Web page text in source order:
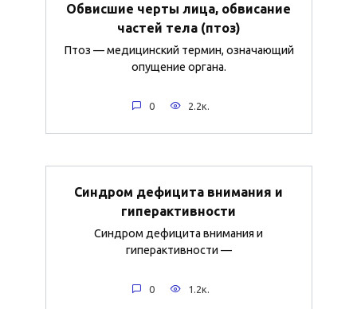
Обвисшие черты лица, обвисание
частей тела (птоз)
Птоз — медицинский термин, означающий
опущение органа.
0 2.2к.
Синдром дефицита внимания и
гиперактивности
Синдром дефицита внимания и
гиперактивности —
0 1.2к.